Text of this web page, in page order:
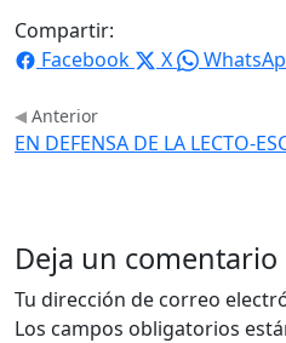
Compartir:
Facebook
X
Anterior
EN DEFENSA DE LA LECTO-
Deja un comentario
Tu dirección de correo
Los campos obligatorios